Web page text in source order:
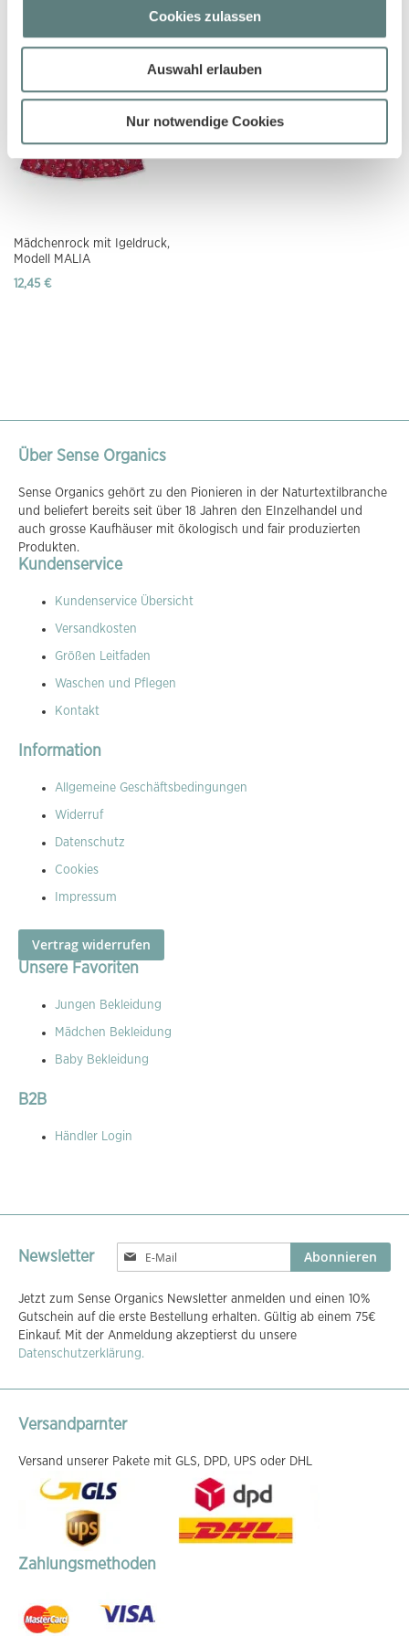
Cookies zulassen
Auswahl erlauben
Nur notwendige Cookies
Mädchenrock mit Igeldruck,
Modell MALIA
12,45 €
Über Sense Organics
Sense Organics gehört zu den Pionieren in der Naturtextilbranche
und beliefert bereits seit über 18 Jahren den EInzelhandel und
auch grosse Kaufhäuser mit ökologisch und fair produzierten
Produkten.
Kundenservice
Kundenservice Übersicht
Versandkosten
Größen Leitfaden
Waschen und Pflegen
Kontakt
Information
Allgemeine Geschäftsbedingungen
Widerruf
Datenschutz
Cookies
Impressum
Vertrag widerrufen
Unsere Favoriten
Jungen Bekleidung
Mädchen Bekleidung
Baby Bekleidung
B2B
Händler Login
Newsletter
Melden
Sie
für
unseren
Newsletter
an:
Abonnieren
Jetzt zum Sense Organics Newsletter anmelden und einen 10%
Gutschein auf die erste Bestellung erhalten. Gültig ab einem 75€
Einkauf. Mit der Anmeldung akzeptierst du unsere
Datenschutzerklärung.
Versandparnter
Versand unserer Pakete mit GLS, DPD, UPS oder DHL
Zahlungsmethoden